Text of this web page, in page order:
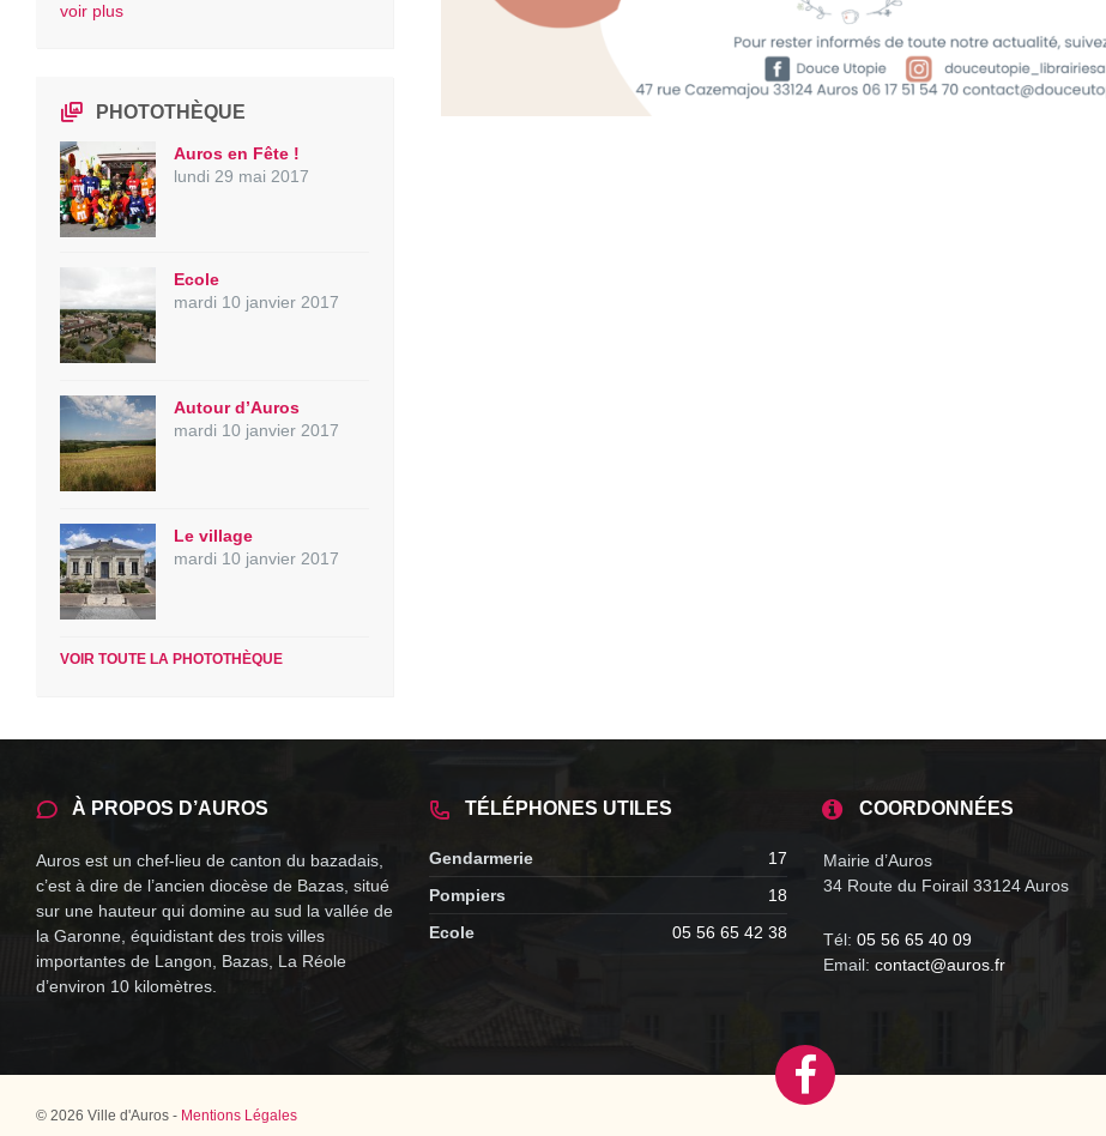
voir plus
PHOTOTHÈQUE
Auros en Fête !
lundi 29 mai 2017
Ecole
mardi 10 janvier 2017
Autour d’Auros
mardi 10 janvier 2017
Le village
mardi 10 janvier 2017
VOIR TOUTE LA PHOTOTHÈQUE
À PROPOS D’AUROS
Auros est un chef-lieu de canton du bazadais,
c’est à dire de l’ancien diocèse de Bazas, situé
sur une hauteur qui domine au sud la vallée de
la Garonne, équidistant des trois villes
importantes de Langon, Bazas, La Réole
d’environ 10 kilomètres.
TÉLÉPHONES UTILES
Gendarmerie
17
Pompiers
18
Ecole
05 56 65 42 38
COORDONNÉES
Mairie d’Auros
34 Route du Foirail 33124 Auros
Tél: 05 56 65 40 09
Email: contact@auros.fr
© 2026 Ville d'Auros - Mentions Légales